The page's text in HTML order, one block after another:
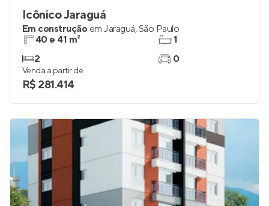
Icônico Jaraguá
Em construção em Jaraguá,São Paulo
40 e 41 m²
2
1
0
Venda a partir de
R$ 281.414